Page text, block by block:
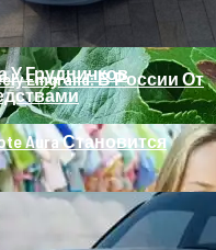
Черные Точки На
У Грудничков
Emgrand: В России От
Aura Становится